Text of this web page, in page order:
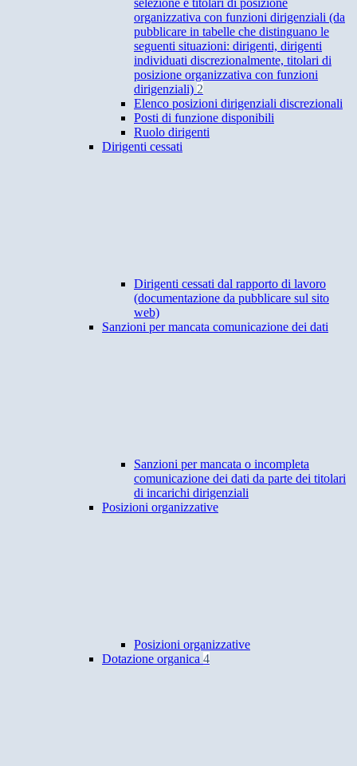
selezione e titolari di posizione
organizzativa con funzioni dirigenziali (da
pubblicare in tabelle che distinguano le
seguenti situazioni: dirigenti, dirigenti
individuati discrezionalmente, titolari di
posizione organizzativa con funzioni
dirigenziali) 2
Elenco posizioni dirigenziali discrezionali
Posti di funzione disponibili
Ruolo dirigenti
Dirigenti cessati
Dirigenti cessati dal rapporto di lavoro
(documentazione da pubblicare sul sito
web)
Sanzioni per mancata comunicazione dei dati
Sanzioni per mancata o incompleta
comunicazione dei dati da parte dei titolari
di incarichi dirigenziali
Posizioni organizzative
Posizioni organizzative
Dotazione organica 4